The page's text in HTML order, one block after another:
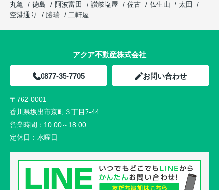
丸亀
徳島 阿波富田 讃岐塩屋 佐古 仏生山
太田
空港通り
勝瑞 二軒屋
アクア不動産株式会社
0877-35-7705 お問い合わせ
〒762-0001
香川県坂出市京町３丁目7-44
営業時間： 10:00～18:00
定休日： 水曜日